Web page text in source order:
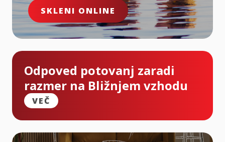
SKLENI ONLINE
Odpoved potovanj zaradi
razmer na Bližnjem vzhodu
VEČ